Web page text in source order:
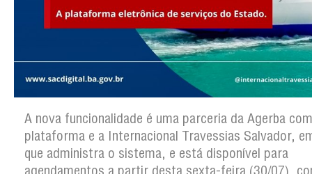
A nova funcionalidade é uma parceria da Agerba
plataforma e a Internacional Travessias Salvador,
que administra o sistema, e está disponível para